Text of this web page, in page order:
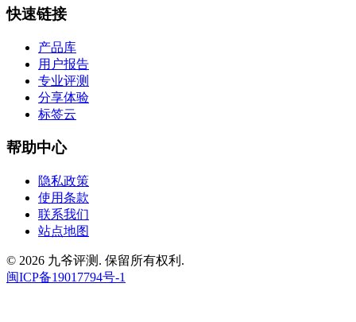
快速链接
产品库
用户报告
专业评测
分享体验
标签云
帮助中心
隐私政策
使用条款
联系我们
站点地图
© 2026 九爷评测. 保留所有权利.
闽ICP备19017794号-1